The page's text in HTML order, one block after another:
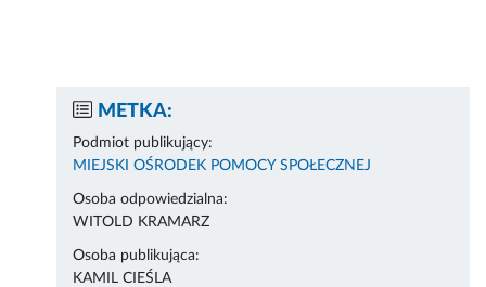
METKA:
Podmiot publikujący:
MIEJSKI OŚRODEK POMOCY SPOŁECZNEJ
Osoba odpowiedzialna:
WITOLD KRAMARZ
Osoba publikująca:
KAMIL CIEŚLA